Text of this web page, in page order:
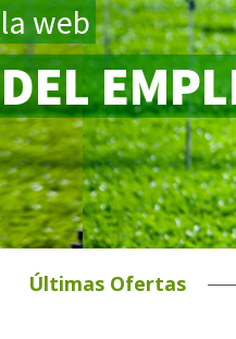
la web
DEL
Últimas Ofertas